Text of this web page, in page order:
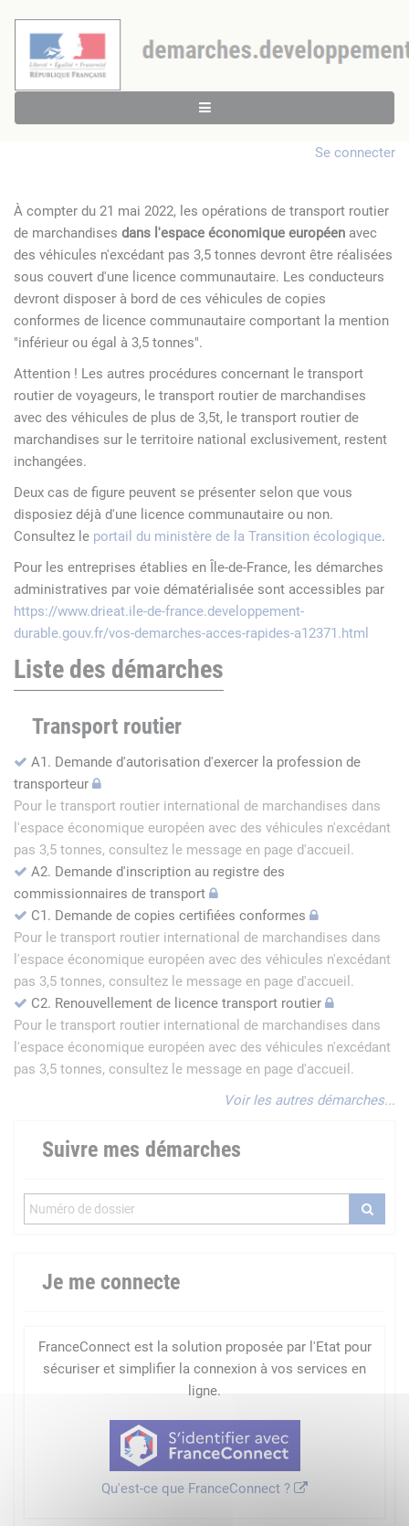
Se connecter
À compter du 21 mai 2022, les opérations de transport routier
de marchandises dans l'espace économique européen avec
des véhicules n'excédant pas 3,5 tonnes devront être réalisées
sous couvert d'une licence communautaire. Les conducteurs
devront disposer à bord de ces véhicules de copies
conformes de licence communautaire comportant la mention
"inférieur ou égal à 3,5 tonnes".
Attention ! Les autres procédures concernant le transport
routier de voyageurs, le transport routier de marchandises
avec des véhicules de plus de 3,5t, le transport routier de
marchandises sur le territoire national exclusivement, restent
inchangées.
Deux cas de figure peuvent se présenter selon que vous
disposiez déjà d'une licence communautaire ou non.
Consultez le portail du ministère de la Transition écologique.
Pour les entreprises établies en Île-de-France, les démarches
administratives par voie dématérialisée sont accessibles par
https://www.drieat.ile-de-france.developpement-
durable.gouv.fr/vos-demarches-acces-rapides-a12371.html
Liste des démarches
Transport routier
A1. Demande d'autorisation d'exercer la profession de
transporteur
Pour le transport routier international de marchandises dans
l'espace économique européen avec des véhicules n'excédant
pas 3,5 tonnes, consultez le message en page d'accueil.
A2. Demande d'inscription au registre des
commissionnaires de transport
C1. Demande de copies certifiées conformes
Pour le transport routier international de marchandises dans
l'espace économique européen avec des véhicules n'excédant
pas 3,5 tonnes, consultez le message en page d'accueil.
C2. Renouvellement de licence transport routier
Pour le transport routier international de marchandises dans
l'espace économique européen avec des véhicules n'excédant
pas 3,5 tonnes, consultez le message en page d'accueil.
Voir les autres démarches...
Suivre mes démarches
Je me connecte
FranceConnect est la solution proposée par l'Etat pour
sécuriser et simplifier la connexion à vos services en
ligne.
Qu'est-ce que FranceConnect ?